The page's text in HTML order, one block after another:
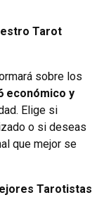
Tarot
sobre los
económico y
Elige si
o si deseas
que mejor se
Tarotistas